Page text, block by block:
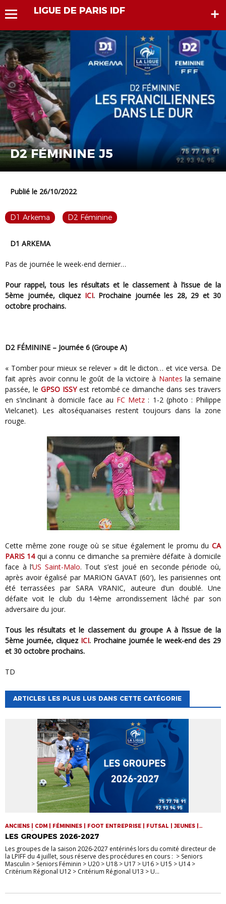
LIGUE DE PARIS IDF
D2 FÉMININE J5
Publié le 26/10/2022
D1 Arkema D2 Féminine
D1 ARKEMA
Pas de journée le week-end dernier…
Pour rappel, tous les résultats et le classement à l’issue de la
5ème journée, cliquez ICI. Prochaine journée les 28, 29 et 30
octobre prochains.
D2 FÉMININE – Journée 6 (Groupe A)
« Tomber pour mieux se relever » dit le dicton… et vice versa. De
fait après avoir connu le goût de la victoire à
Nantes la semaine
passée, le GPSO ISSYest retombé ce dimanche dans ses travers
en s’inclinant à domicile face au FC Metz : 1-2 (photo : Philippe
Vielcanet). Les altoséquanaises restent toujours dans la zone
rouge.
Cette même zone rouge où se situe également le promu du CA
PARIS 14qui a connu ce dimanche sa première défaite à domicile
face à l’US Saint-Malo. Tout s’est joué en seconde période où,
après avoir égalisé par MARION GAVAT (60′), les parisiennes ont
été terrassées par SARA VRANIC, auteure d’un doublé. Une
défaite voit le club du 14ème arrondissement lâché par son
adversaire du jour.
Tous les résultats et le classement du groupe A à l’issue de la
5ème journée, cliquez ICI. Prochaine journée le week-end des 29
et 30 octobre prochains.
TD
ARTICLES LES PLUS LUS DANS CETTE CATÉGORIE
ANCIENS | CDM | FÉMININES | FOOT ENTREPRISE | FUTSAL | JEUNES |
SENIORS | VIE DE LA LIGUE
LES GROUPES 2026-2027
Les groupes de la saison 2026-2027 entérinés lors du comité directeur de
la LPIFF du 4 juillet, sous réserve des procédures en cours : > Seniors
Masculin > Seniors Féminin > U20 > U18 > U17 > U16 > U15 > U14 >
Critérium Régional U12 > Critérium Régional U13 > U...